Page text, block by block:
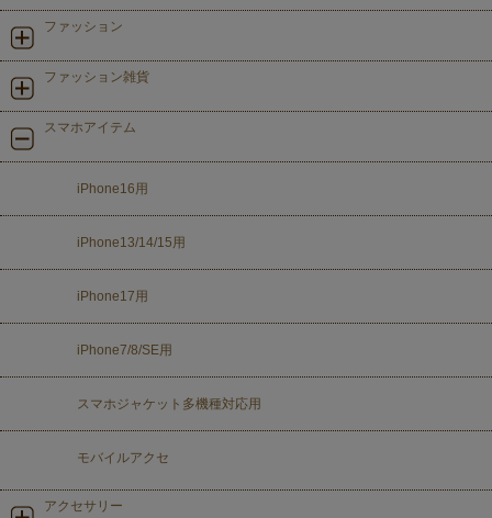
ファッション
ファッション雑貨
スマホアイテム
iPhone16用
iPhone13/14/15用
iPhone17用
iPhone7/8/SE用
スマホジャケット多機種対応用
モバイルアクセ
アクセサリー